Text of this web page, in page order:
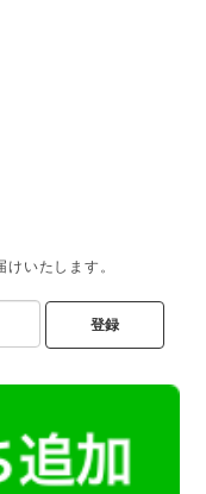
いたします。
登録